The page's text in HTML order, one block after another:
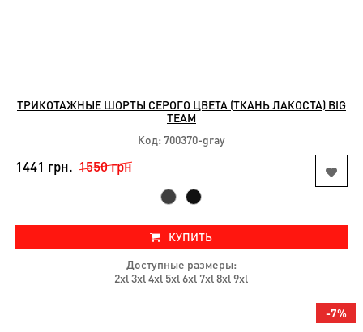
ТРИКОТАЖНЫЕ ШОРТЫ СЕРОГО ЦВЕТА (ТКАНЬ ЛАКОСТА) BIG
TEAM
Код: 700370-gray
1441 грн. 1550 грн
КУПИТЬ
Доступные размеры:
2xl 3xl 4xl 5xl 6xl 7xl 8xl 9xl
-7%